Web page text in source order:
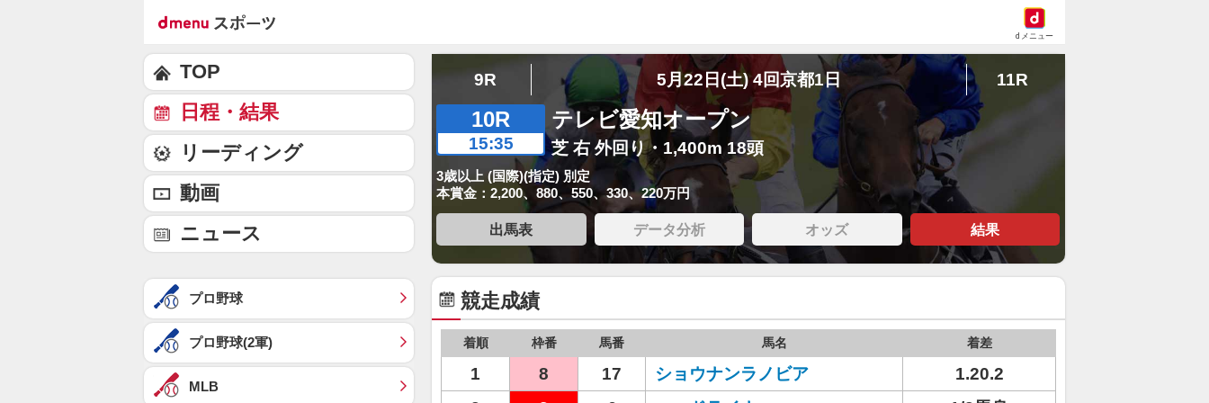
dメニュー
9R 5月22日(土) 4回京都1日 11R
10R
15:35
テレビ愛知オープン
芝 右 外回り・1,400m 18頭
3歳以上 (国際)(指定) 別定
本賞金：2,200、880、550、330、220万円
出馬表 データ分析 オッズ 結果
競走成績
着順 枠番 馬番 馬名 着差
1 8 17 ショウナンラノビア
1.20.2
TOP
日程・結果
リーディング
動画
ニュース
プロ野球
プロ野球(2軍)
MLB